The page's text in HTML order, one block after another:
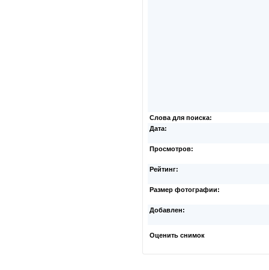
Слова для поиска:
Дата:
Просмотров:
Рейтинг:
Размер фотографии:
Добавлен:
Оценить снимок